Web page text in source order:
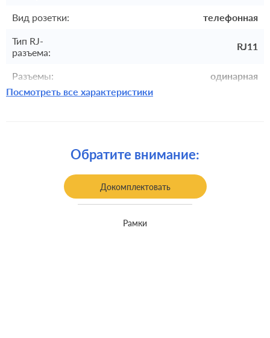
Посмотреть все характеристики
Вид розетки: телефонная
Тип RJ-
разъема:
RJ11
Разъемы: одинарная
Комплектация: механизм с накладкой без рамки
Обратите внимание:
Докомплектовать
Рамки